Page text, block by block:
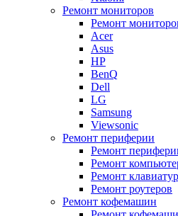
Ремонт мониторов
Ремонт
Acer
Asus
HP
BenQ
Dell
LG
Samsung
Viewsonic
Ремонт периферии
Ремонт
Ремонт
Ремонт
Ремонт роутеров
Ремонт кофемашин